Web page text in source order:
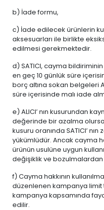
b) İade formu,
c) İade edilecek ürünlerin
aksesuarları ile birlikte
edilmesi gerekmektedir.
d) SATICI, cayma
en geç 10 günlük süre
borç altına sokan belgeleri
süre içerisinde malı iade
e) ALICI’ nın kusurundan
değerinde bir azalma olursa
kusuru oranında SATICI’
yükümlüdür. Ancak cayma
ürünün usulüne uygun
değişiklik ve bozulmalardan
f) Cayma hakkının
düzenlenen kampanya limit
kampanya kapsamında
edilir.